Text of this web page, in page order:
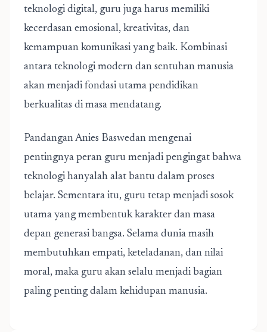
teknologi digital, guru juga harus memiliki
kecerdasan emosional, kreativitas, dan
kemampuan komunikasi yang baik. Kombinasi
antara teknologi modern dan sentuhan manusia
akan menjadi fondasi utama pendidikan
berkualitas di masa mendatang.
Pandangan Anies Baswedan mengenai
pentingnya peran guru menjadi pengingat bahwa
teknologi hanyalah alat bantu dalam proses
belajar. Sementara itu, guru tetap menjadi sosok
utama yang membentuk karakter dan masa
depan generasi bangsa. Selama dunia masih
membutuhkan empati, keteladanan, dan nilai
moral, maka guru akan selalu menjadi bagian
paling penting dalam kehidupan manusia.